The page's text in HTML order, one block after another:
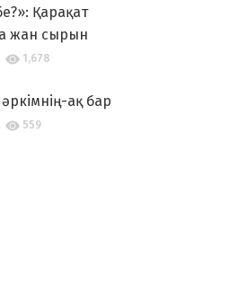
Қарақат
жан сырын
1,678
ақ бар
559